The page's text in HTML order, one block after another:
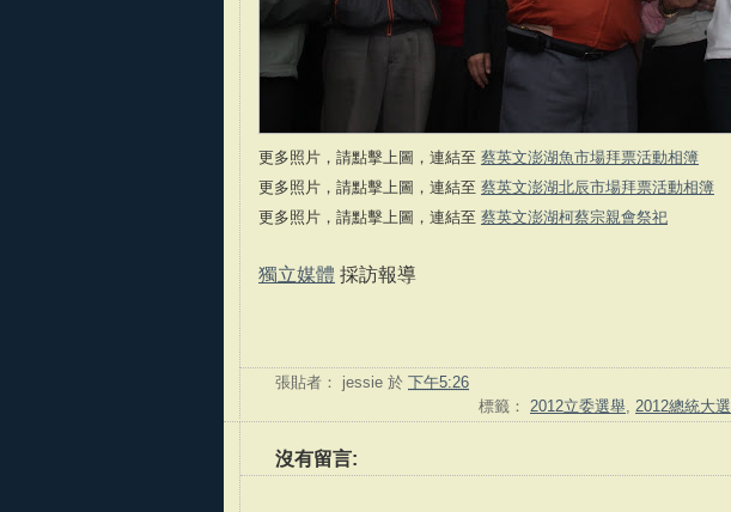
更多照片，請點擊上圖，連結至 蔡英文澎湖魚市場拜票活動相簿
更多照片，請點擊上圖，連結至 蔡英文澎湖北辰市場拜票活動相簿
更多照片，請點擊上圖，連結至 蔡英文澎湖柯蔡宗親會祭祀
獨立媒體 採訪報導
張貼者： jessie 於 下午5:26
標籤： 2012立委選舉 2012總統大選
沒有留言: